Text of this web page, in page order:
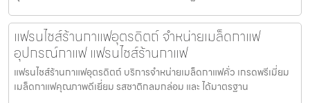
แฟรนไชส์ร้านกาแฟอุตรดิตถ์ จำหน่ายเมล็ดกาแฟ
อุปกรณ์กาแฟ แฟรนไชส์ร้านกาแฟ
แฟรนไชส์ร้านกาแฟอุตรดิตถ์ บริการจำหน่ายเมล็ดกาแฟคั่ว เกรดพรีเมี่ยม
เมล็ดกาแฟคุณภาพดีเยี่ยม รสชาติกลมกล่อม และ ได้มาตรฐาน